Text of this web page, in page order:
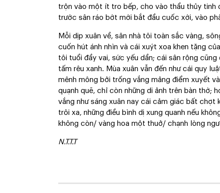
trộn vào một ít tro bếp, cho vào thẩu thủy tinh
trước sân ráo bớt mới bắt đầu cuốc xới, vào
Mỗi dịp xuân về, sân nhà tôi toàn sắc vàng,
cuốn hút ánh nhìn và cái xuýt xoa khen tặng
tôi tuổi đầy vai, sức yếu dần; cái sân rộng
tấm rêu xanh. Mùa xuân vẫn đến như cái quy
mênh mông bởi trống vắng mảng điểm xuyết
quạnh quẽ, chỉ còn những di ảnh trên bàn thờ;
vắng như sáng xuân nay cái cảm giác bất chợt
trôi xa, những điều bình dị xung quanh nếu
không còn/ vàng hoa một thuở/ chạnh lòng
N.T.T.T